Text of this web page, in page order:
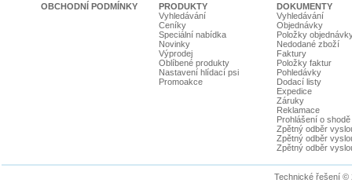
OBCHODNÍ PODMÍNKY
PRODUKTY
Vyhledávání
Ceníky
Speciální nabídka
Novinky
Výprodej
Oblíbené produkty
Nastavení hlídací psi
Promoakce
DOKUMENTY
Vyhledávání
Objednávky
Položky
Nedodané zboží
Faktury
Položky faktur
Pohledávky
Dodací listy
Expedice
Záruky
Reklamace
Prohlášení o shodě
Zpětný odběr
Zpětný odběr
Zpětný odběr
Technické řešení ©